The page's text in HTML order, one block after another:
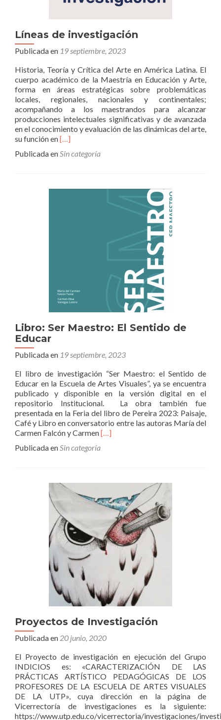
Líneas de investigación
Publicada en 19 septiembre, 2023
Historia, Teoría y Crítica del Arte en América Latina. El
cuerpo académico de la Maestría en Educación y Arte,
forma en áreas estratégicas sobre problemáticas
locales, regionales, nacionales y continentales;
acompañando a los maestrandos para alcanzar
producciones intelectuales significativas y de avanzada
en el conocimiento y evaluación de las dinámicas del arte,
su función enLeer
de
[…]
Publicada enSin categoría
Libro: Ser Maestro: El Sentido de
Educar
Publicada en 19 septiembre, 2023
El libro de investigación “Ser Maestro: el Sentido de
Educar en la Escuela de Artes Visuales”, ya se encuentra
publicado y disponible en la versión digital en el
repositorio Institucional. La obra también fue
presentada en la Feria del libro de Pereira 2023: Paisaje,
Café y Libro en conversatorio entre las autoras María del
Carmen Falcón y CarmenLeer
Sentido
Educar
[…]
Publicada enSin categoría
Proyectos de Investigación
Publicada en 20 junio, 2020
El Proyecto de investigación en ejecución del Grupo
INDICIOS es: «CARACTERIZACIÓN DE LAS
PRÁCTICAS ARTÍSTICO­ PEDAGÓGICAS DE LOS
PROFESORES DE LA ESCUELA DE ARTES VISUALES
DE LA UTP», cuya dirección en la página de
Vicerrectoría de investigaciones es la siguiente:
https://www.utp.edu.co/vicerrectoria/investigaciones/